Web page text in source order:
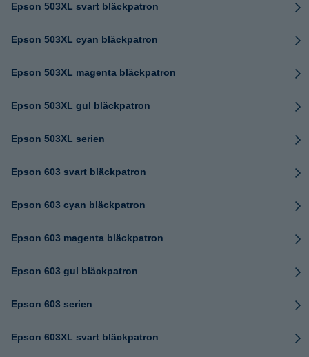
Epson 503XL svart bläckpatron
Epson 503XL cyan bläckpatron
Epson 503XL magenta bläckpatron
Epson 503XL gul bläckpatron
Epson 503XL serien
Epson 603 svart bläckpatron
Epson 603 cyan bläckpatron
Epson 603 magenta bläckpatron
Epson 603 gul bläckpatron
Epson 603 serien
Epson 603XL svart bläckpatron